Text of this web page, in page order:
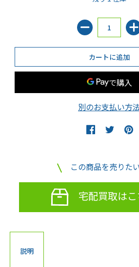
別のお支払い方
この商品を売りた
宅配買取はこ
説明